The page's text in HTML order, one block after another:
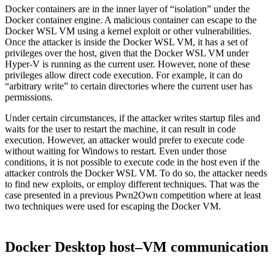
Docker containers are in the inner layer of “isolation” under the
Docker container engine. A malicious container can escape to the
Docker WSL VM using a kernel exploit or other vulnerabilities.
Once the attacker is inside the Docker WSL VM, it has a set of
privileges over the host, given that the Docker WSL VM under
Hyper-V is running as the current user. However, none of these
privileges allow direct code execution. For example, it can do
“arbitrary write” to certain directories where the current user has
permissions.
Under certain circumstances, if the attacker writes startup files and
waits for the user to restart the machine, it can result in code
execution. However, an attacker would prefer to execute code
without waiting for Windows to restart. Even under those
conditions, it is not possible to execute code in the host even if the
attacker controls the Docker WSL VM. To do so, the attacker needs
to find new exploits, or employ different techniques. That was the
case presented in a previous Pwn2Own competition where at least
two techniques were used for escaping the Docker VM.
Docker Desktop host–VM communication